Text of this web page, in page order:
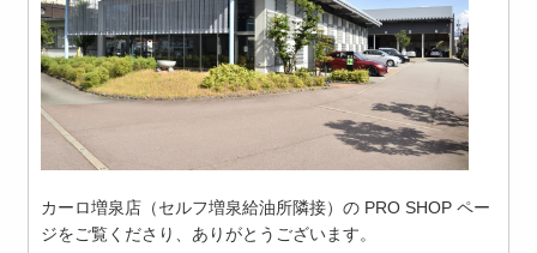
カーロ増泉店（セルフ増泉給油所隣接）の PRO SHOP ペー
ジをご覧くださり、ありがとうございます。